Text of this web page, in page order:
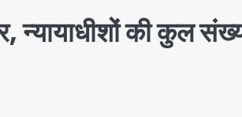
न्यायाधीशों की कुल